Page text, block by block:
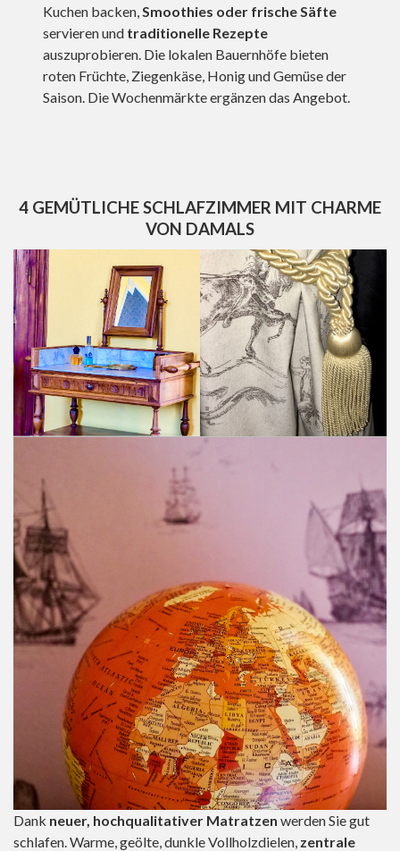
Kuchen backen,Smoothies oder frische Säfte
servieren und traditionelle Rezepte
auszuprobieren. Die lokalen Bauernhöfe bieten
roten Früchte, Ziegenkäse, Honig und Gemüse der
Saison. Die Wochenmärkte ergänzen das Angebot.
4 GEMÜTLICHE SCHLAFZIMMER MIT CHARME
VON DAMALS
Dank neuer, hochqualitativer Matratzen werden Sie gut
schlafen. Warme, geölte, dunkle Vollholzdielen, zentrale